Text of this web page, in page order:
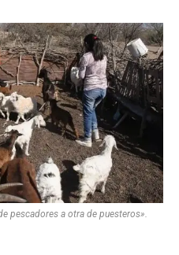
pescadores a otra de puesteros».